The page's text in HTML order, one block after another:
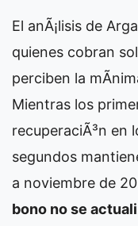
El anÃ¡lisis de
quienes cobran
perciben la
Mientras los
recuperaciÃ³n en
segundos
a noviembre de
bono no se